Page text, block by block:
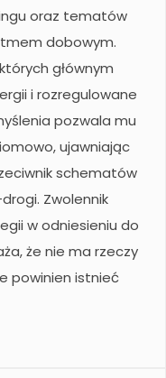
oraz tematów
dobowym.
głównym
i rozregulowane
pozwala mu
ujawniając
schematów
Zwolennik
w odniesieniu do
że nie ma rzeczy
powinien istnieć